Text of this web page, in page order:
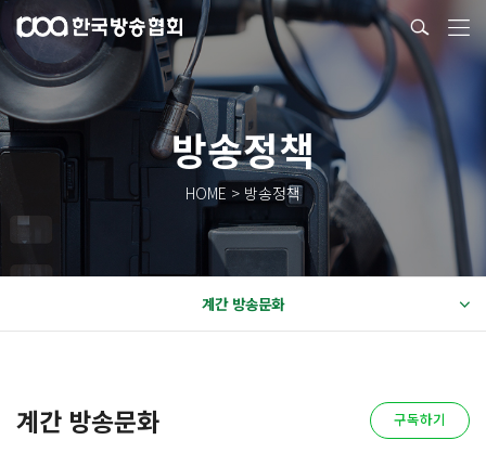
방송정책
HOME > 방송정책
계간 방송문화
계간 방송문화 구독하기